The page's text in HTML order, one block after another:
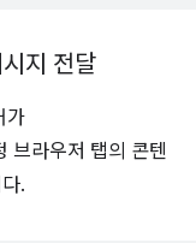
지 전달
가
브라우저 탭의 콘텐
.